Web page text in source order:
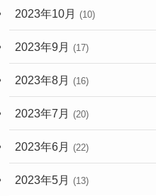
2023年10月 (10)
2023年9月 (17)
2023年8月 (16)
2023年7月 (20)
2023年6月 (22)
2023年5月 (13)